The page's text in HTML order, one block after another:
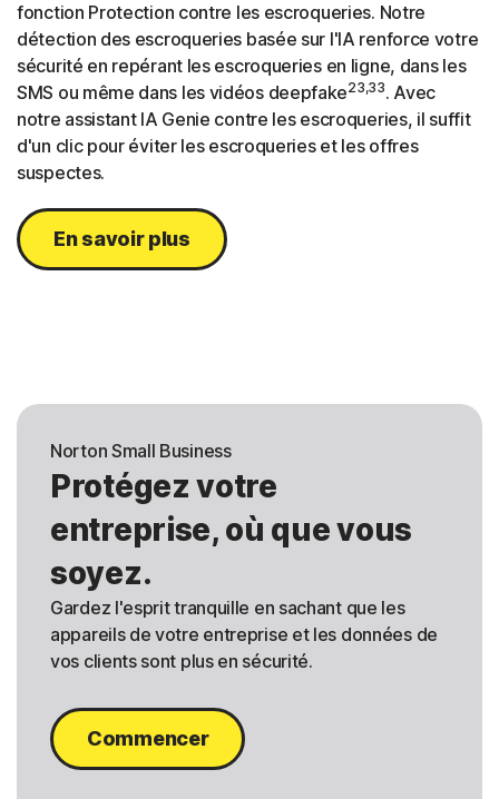
fonction Protection contre les escroqueries. Notre
détection des escroqueries basée sur l'IA renforce votre
sécurité en repérant les escroqueries en ligne, dans les
SMS ou même dans les vidéos deepfake23,33. Avec
notre assistant IA Genie contre les escroqueries, il suffit
d'un clic pour éviter les escroqueries et les offres
suspectes.
En savoir plus
Norton Small Business
Protégez votre
entreprise, où que vous
soyez.
Gardez l'esprit tranquille en sachant que les
appareils de votre entreprise et les données de
vos clients sont plus en sécurité.
Commencer